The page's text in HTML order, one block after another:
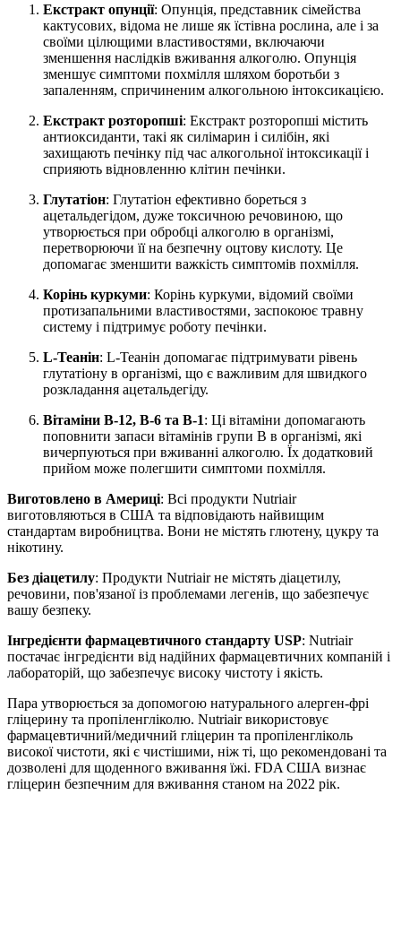
Екстракт опунції: Опунція, представник сімейства
кактусових, відома не лише як їстівна рослина, але і за
своїми цілющими властивостями, включаючи
зменшення наслідків вживання алкоголю. Опунція
зменшує симптоми похмілля шляхом боротьби з
запаленням, спричиненим алкогольною інтоксикацією.
Екстракт розторопші: Екстракт розторопші містить
антиоксиданти, такі як силімарин і силібін, які
захищають печінку під час алкогольної інтоксикації і
сприяють відновленню клітин печінки.
Глутатіон: Глутатіон ефективно бореться з
ацетальдегідом, дуже токсичною речовиною, що
утворюється при обробці алкоголю в організмі,
перетворюючи її на безпечну оцтову кислоту. Це
допомагає зменшити важкість симптомів похмілля.
Корінь куркуми: Корінь куркуми, відомий своїми
протизапальними властивостями, заспокоює травну
систему і підтримує роботу печінки.
L-Теанін: L-Теанін допомагає підтримувати рівень
глутатіону в організмі, що є важливим для швидкого
розкладання ацетальдегіду.
Вітаміни B-12, B-6 та B-1: Ці вітаміни допомагають
поповнити запаси вітамінів групи B в організмі, які
вичерпуються при вживанні алкоголю. Їх додатковий
прийом може полегшити симптоми похмілля.
Виготовлено в Америці: Всі продукти Nutriair
виготовляються в США та відповідають найвищим
стандартам виробництва. Вони не містять глютену, цукру та
нікотину.
Без діацетилу: Продукти Nutriair не містять діацетилу,
речовини, пов'язаної із проблемами легенів, що забезпечує
вашу безпеку.
Інгредієнти фармацевтичного стандарту USP: Nutriair
постачає інгредієнти від надійних фармацевтичних компаній і
лабораторій, що забезпечує високу чистоту і якість.
Пара утворюється за допомогою натурального алерген-фрі
гліцерину та пропіленгліколю. Nutriair використовує
фармацевтичний/медичний гліцерин та пропіленгліколь
високої чистоти, які є чистішими, ніж ті, що рекомендовані та
дозволені для щоденного вживання їжі. FDA США визнає
гліцерин безпечним для вживання станом на 2022 рік.